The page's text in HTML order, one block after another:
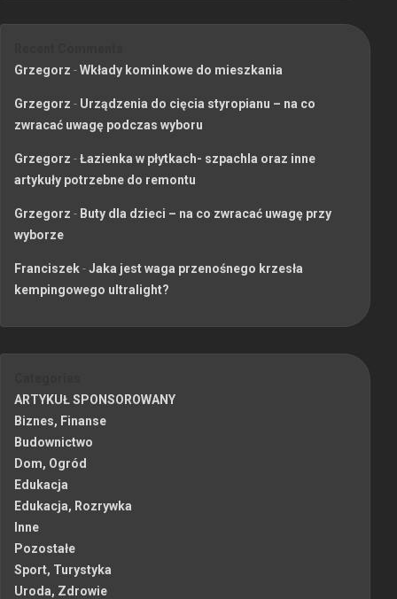
Grzegorz -Wkłady kominkowe do mieszkania
Grzegorz - Urządzenia do cięcia styropianu – na co
zwracać uwagę podczas wyboru
Grzegorz -Łazienka w płytkach- szpachla oraz inne
artykuły potrzebne do remontu
Grzegorz - Buty dla dzieci – na co zwracać uwagę przy
wyborze
Franciszek-Jaka jest waga przenośnego krzesła
kempingowego ultralight?
ARTYKUŁ SPONSOROWANY
Biznes, Finanse
Budownictwo
Dom, Ogród
Edukacja
Edukacja, Rozrywka
Inne
Pozostałe
Sport, Turystyka
Uroda, Zdrowie